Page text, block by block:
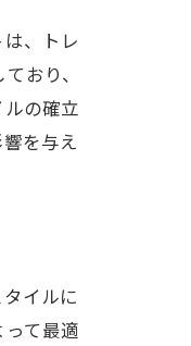
、トレ
おり、
の確立
を与え
イルに
て最適